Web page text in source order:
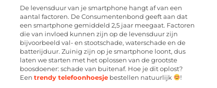
De levensduur van je smartphone hangt af van een
aantal factoren. De Consumentenbond geeft aan dat
een smartphone gemiddeld 2,5 jaar meegaat. Factoren
die van invloed kunnen zijn op de levensduur zijn
bijvoorbeeld val- en stootschade, waterschade en de
batterijduur. Zuinig zijn op je smartphone loont, dus
laten we starten met het oplossen van de grootste
boosdoener: schade van buitenaf. Hoe je dit oplost?
Een trendy telefoonhoesje bestellen natuurlijk !